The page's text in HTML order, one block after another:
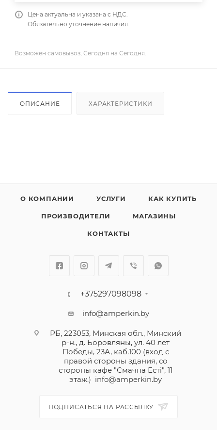
Цена актуальна и указана с НДС.
Обязательно уточнение наличия.
Возможен самовывоз, Сегодня на Сегодня.
ОПИСАНИЕ ХАРАКТЕРИСТИКИ
О КОМПАНИИ УСЛУГИ КАК КУПИТЬ
ПРОИЗВОДИТЕЛИ МАГАЗИНЫ
КОНТАКТЫ
+375297098098
info@amperkin.by
РБ, 223053, Минская обл., Минский
р-н., д. Боровляны, ул. 40 лет
Победы, 23А, каб.100 (вход с
правой стороны здания, со
стороны кафе "Смачна Естi", 11
этаж.) info@amperkin.by
ПОДПИСАТЬСЯ НА РАССЫЛКУ